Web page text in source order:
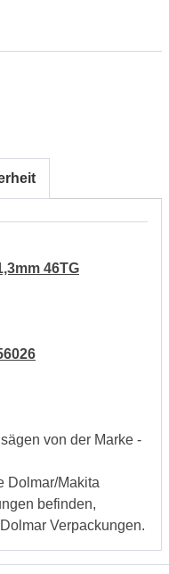
46TG
von der Marke -
Dolmar/Makita
befinden,
Verpackungen.